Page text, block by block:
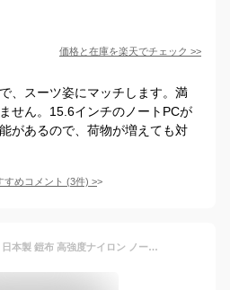
価格と在庫を楽天でチェック >>
、スーツ姿にマッチします。満
せん。15.6インチのノートPCが
があるので、荷物が増えても対
すめコメント (3件) >
ビジネスバッグ メンズ 日本製 鎧布 高強度ナイロン ノートPC A4 ブランド 国産素材 13.3型ワイド 豊岡縫製 40代 2way 通勤 営業 ブリーフケース おしゃれ ギフト プレゼント